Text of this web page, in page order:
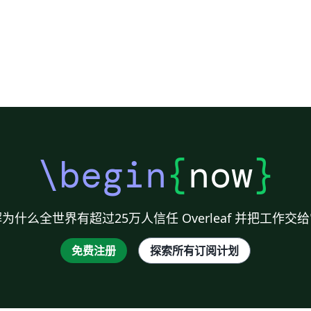
\begin{now}
什么全世界有超过25万人信任 Overleaf 并把工作交
免费注册 探索所有订阅计划